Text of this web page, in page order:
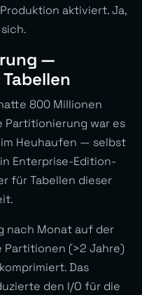
aktiviert. Ja,
—
800 Millionen
Partitionierung war es
Heuhaufen — selbst
Enterprise-Edition-
für Tabellen dieser
nach Monat auf der
Partitionen (>2 Jahre)
komprimiert. Das
den I/O für die